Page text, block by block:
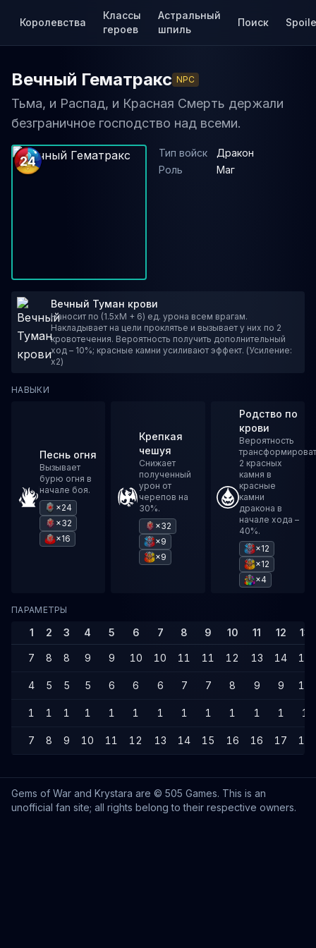
Королевства
Классы
героев
Астральный
шпиль
Поиск
Вечный Гематракс NPC
Тьма, и Распад, и Красная Смерть держали
безграничное господство над всеми.
24
Тип войск
Дракон
Роль
Маг
Вечный Туман крови
Наносит по (1.5xM + 6) ед. урона всем врагам.
Накладывает на цели проклятье и вызывает у них по 2
кровотечения. Вероятность получить дополнительный
ход – 10%; красные камни усиливают эффект. (Усиление:
x2)
НАВЫКИ
Песнь огня
Вызывает
бурю огня в
начале боя.
×24
×32
×16
Крепкая
чешуя
Снижает
полученный
урон от
черепов на
30%.
×32
×9
×9
Родство по
крови
Вероятность
2 красных
камня в
красные
камни
дракона в
начале хода –
40%.
×12
×12
×4
ПАРАМЕТРЫ
1 2 3 4 5 6 7 8 9 10 11 12 13
7 8 8 9 9 10 10 11 11 12 13 14 14
4 5 5 5 6 6 6 7 7 8 9 9 10
1 1 1 1 1 1 1 1 1 1 1 1 1
7 8 9 10 11 12 13 14 15 16 16 17 18
Gems of War and Krystara are © 505 Games. This is an
unofficial fan site; all rights belong to their respective owners.